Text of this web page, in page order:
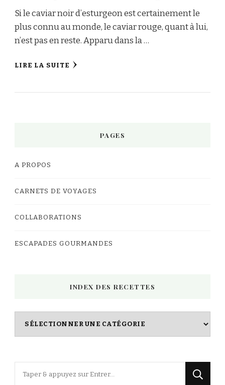
Si le caviar noir d’esturgeon est certainement le
plus connu au monde, le caviar rouge, quant à lui,
n’est pas en reste. Apparu dans la …
LIRE LA SUITE
PAGES
A PROPOS
CARNETS DE VOYAGES
COLLABORATIONS
ESCAPADES GOURMANDES
INDEX DES RECETTES
Index